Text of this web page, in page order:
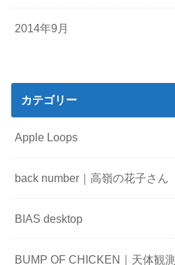
2014年9月
カテゴリー
Apple Loops
back number｜高嶺の花子さん
BIAS desktop
BUMP OF CHICKEN｜天体観測